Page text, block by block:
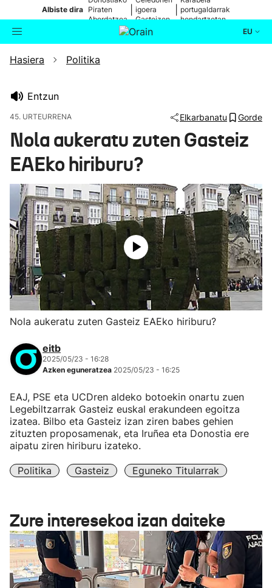
Albiste dira Piraten
Abordatzea
igoera
Gasteizen
portugaldarrak
hondartzetan
EU
Bilatzailea
Ikusmiran
Eguraldia
Hasiera Politika
Entzun
45. URTEURRENA Elkarbanatu Gorde
Nola aukeratu zuten Gasteiz
EAEko hiriburu?
Nola aukeratu zuten Gasteiz EAEko hiriburu?
eitb
2025/05/23 - 16:28
Azken eguneratzea 2025/05/23 - 16:25
EAJ, PSE eta UCDren aldeko botoekin onartu zuen
Legebiltzarrak Gasteiz euskal erakundeen egoitza
izatea. Bilbo eta Gasteiz izan ziren babes gehien
zituzten proposamenak, eta Iruñea eta Donostia ere
aipatu ziren hiriburu izateko.
Politika Gasteiz Eguneko Titularrak
Zure interesekoa izan daiteke